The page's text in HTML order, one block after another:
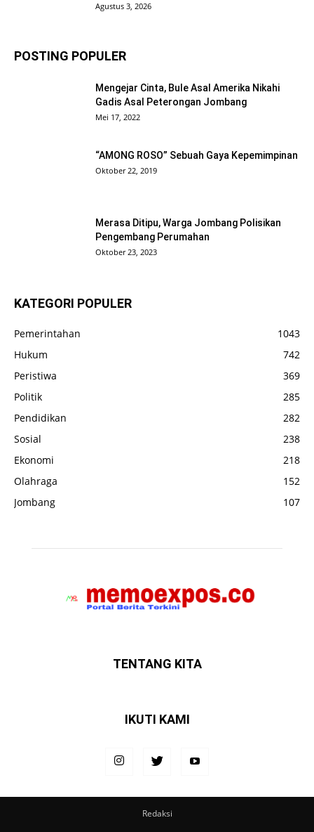
Agustus 3, 2026
POSTING POPULER
Mengejar Cinta, Bule Asal Amerika Nikahi
Gadis Asal Peterongan Jombang
Mei 17, 2022
“AMONG ROSO” Sebuah Gaya Kepemimpinan
Oktober 22, 2019
Merasa Ditipu, Warga Jombang Polisikan
Pengembang Perumahan
Oktober 23, 2023
KATEGORI POPULER
Pemerintahan
1043
Hukum
742
Peristiwa
369
Politik
285
Pendidikan
282
Sosial
238
Ekonomi
218
Olahraga
152
Jombang
107
TENTANG KITA
IKUTI KAMI
Redaksi